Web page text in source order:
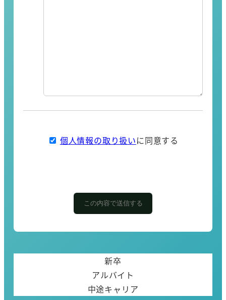
個人情報の取り扱いに同意する
新卒
アルバイト
中途キャリア